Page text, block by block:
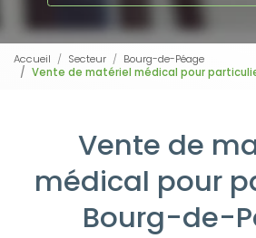
Accueil Secteur
Bourg-de-Péage
Vente de matériel médical pour
Vente de
médical pour
Bourg-de-